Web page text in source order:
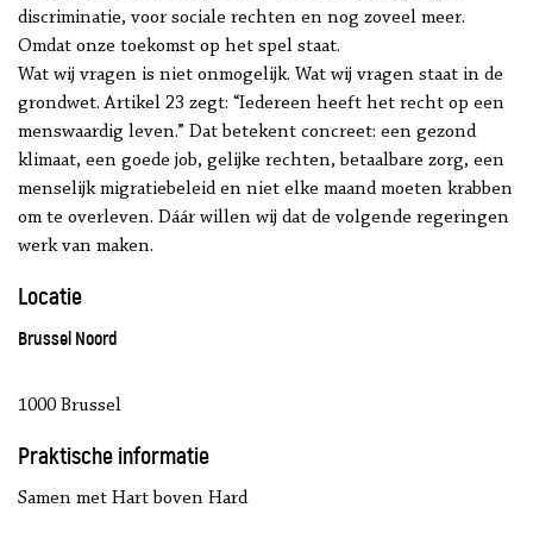
discriminatie, voor sociale rechten en nog zoveel meer.
Omdat onze toekomst op het spel staat.
Wat wij vragen is niet onmogelijk. Wat wij vragen staat in de
grondwet. Artikel 23 zegt: “Iedereen heeft het recht op een
menswaardig leven.” Dat betekent concreet: een gezond
klimaat, een goede job, gelijke rechten, betaalbare zorg, een
menselijk migratiebeleid en niet elke maand moeten krabben
om te overleven. Dáár willen wij dat de volgende regeringen
werk van maken.
Locatie
Brussel Noord
1000 Brussel
Praktische informatie
Samen met Hart boven Hard